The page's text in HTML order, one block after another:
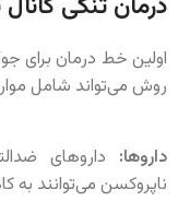
اولین خط درمان برای
روش می‌تواند شامل
داروها: داروهای
ناپروکسن می‌توانند